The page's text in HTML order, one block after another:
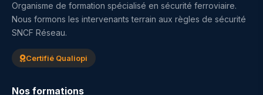
Organisme de formation spécialisé en sécurité ferroviaire.
Nous formons les intervenants terrain aux règles de sécurité
SNCF Réseau.
Certifié Qualiopi
Nos formations